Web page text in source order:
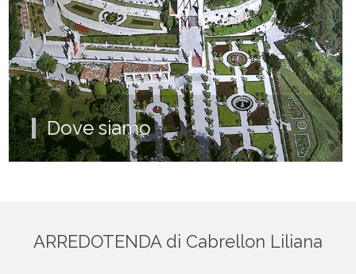
Dove siamo
ARREDOTENDA di Cabrellon Liliana